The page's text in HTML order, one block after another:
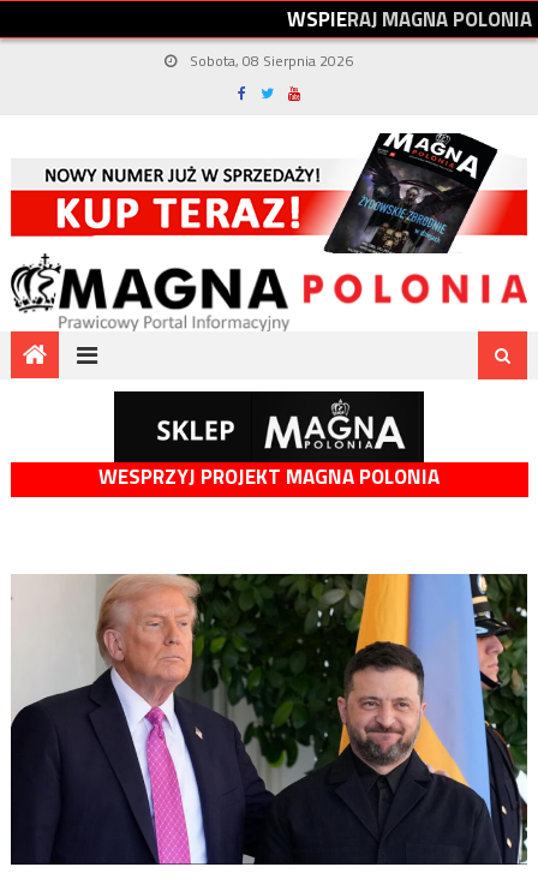
WSPIERAJMAGNAPOLONIA
Sobota, 08 Sierpnia 2026
WESPRZYJ PROJEKT MAGNA POLONIA